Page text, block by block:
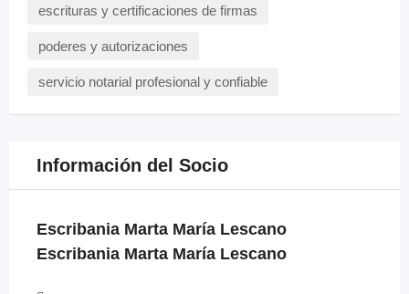
escrituras y certificaciones de firmas
poderes y autorizaciones
servicio notarial profesional y confiable
Información del Socio
Escribania Marta María Lescano
Escribania Marta María Lescano